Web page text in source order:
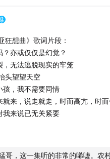
服是The North Face冲锋衣
备箱更大，能一次偷走更多
莱斯、法拉利，出去兜风。
的是，有越来越多的爆破手
；爆破手团伙之间的打斗也
狂想曲》歌词片段：
亦或仅仅是幻觉？
，无法逃脱现实的牢笼
头望望天空
孩，我不需要同情
就来，说走就走，时而高亢，时
我来说已无关紧要
了个人
哥，这一集听的非常的唏嘘。农